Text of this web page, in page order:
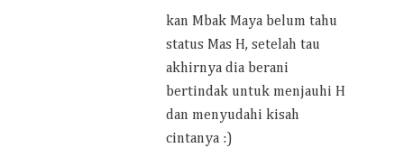
kan Mbak Maya belum tahu
status Mas H, setelah tau
akhirnya dia berani
bertindak untuk menjauhi H
dan menyudahi kisah
cintanya :)